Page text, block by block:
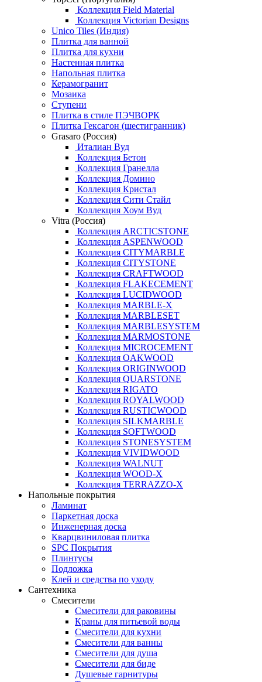
Коллекция Field Material
Коллекция Victorian Designs
Unico Tiles (Индия)
Плитка для ванной
Плитка для кухни
Настенная плитка
Напольная плитка
Керамогранит
Мозаика
Ступени
Плитка в стиле ПЭЧВОРК
Плитка Гексагон (шестигранник)
Grasaro (Россия)
Италиан Вуд
Коллекция Бетон
Коллекция Гранелла
Коллекция Домино
Коллекция Кристал
Коллекция Сити Стайл
Коллекция Хоум Вуд
Vitra (Россия)
Коллекция ARCTICSTONE
Коллекция ASPENWOOD
Коллекция CITYMARBLE
Коллекция CITYSTONE
Коллекция CRAFTWOOD
Коллекция FLAKECEMENT
Коллекция LUCIDWOOD
Коллекция MARBLE-X
Коллекция MARBLESET
Коллекция MARBLESYSTEM
Коллекция MARMOSTONE
Коллекция MICROCEMENT
Коллекция OAKWOOD
Коллекция ORIGINWOOD
Коллекция QUARSTONE
Коллекция RIGATO
Коллекция ROYALWOOD
Коллекция RUSTICWOOD
Коллекция SILKMARBLE
Коллекция SOFTWOOD
Коллекция STONESYSTEM
Коллекция VIVIDWOOD
Коллекция WALNUT
Коллекция WOOD-X
Коллекция ТЕRRАZZO-X
Напольные покрытия
Ламинат
Паркетная доска
Инженерная доска
Кварцвиниловая плитка
SPC Покрытия
Плинтусы
Подложка
Клей и средства по уходу
Сантехника
Смесители
Смесители для раковины
Краны для питьевой воды
Смесители для кухни
Смесители для ванны
Смесители для душа
Смесители для биде
Душевые гарнитуры